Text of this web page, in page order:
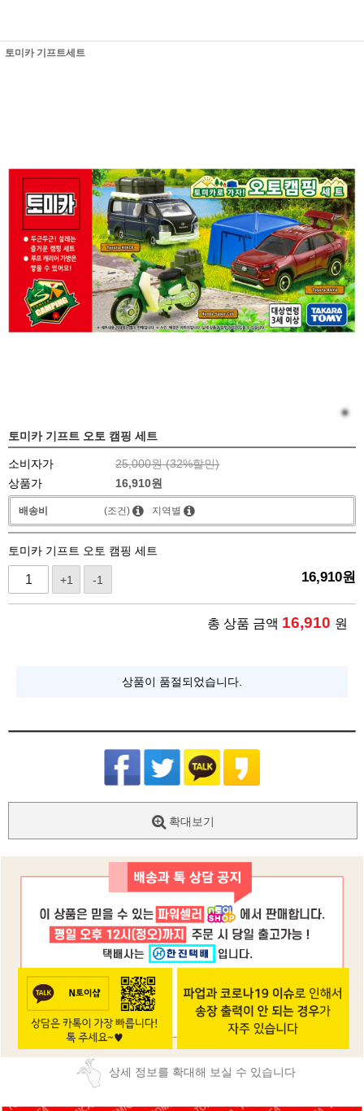
토미카 기프트세트
토미카 기프트 오토 캠핑 세트
소비자가 25,000원 (32%할인)
상품가
16,910원
배송비 (조건) 지역별
토미카 기프트 오토 캠핑 세트
+1 -1 16,910원
총 상품 금액 16,910 원
상품이 품절되었습니다.
확대보기
상세 정보를 확대해 보실 수 있습니다